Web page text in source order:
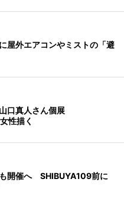
屋外エアコンやミストの「避
口真人さん個展
性描く
も開催へ SHIBUYA109前に